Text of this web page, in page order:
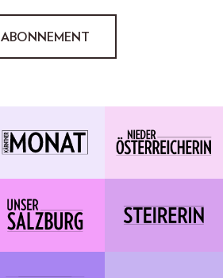
ABONNEMENT